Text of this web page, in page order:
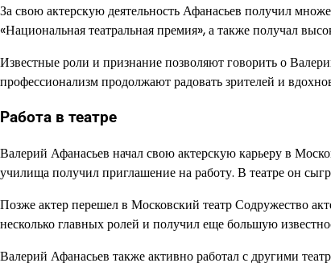
За свою актерскую деятельность Афанасьев получил
«Национальная театральная премия», а также получал
Известные роли и признание позволяют говорить о
профессионализм продолжают радовать зрителей и
Работа в театре
Валерий Афанасьев начал свою актерскую карьеру в
училища получил приглашение на работу. В театре он
Позже актер перешел в Московский театр Содружество
несколько главных ролей и получил еще большую
Валерий Афанасьев также активно работал с другими